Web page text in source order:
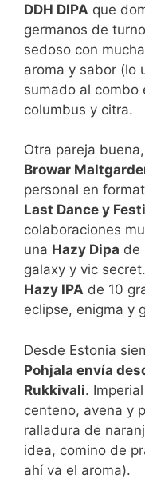
DDH DIPA que
germanos de
sedoso con
aroma y sabor (lo
sumado al combo
columbus y citra.
Otra pareja
Browar
personal en
Last Dance y
colaboraciones
una Hazy Dipa de
galaxy y vic
Hazy IPA de 10
eclipse, enigma y
Desde Estonia
Pohjala envía
Rukkivali.
centeno, avena y
ralladura de
idea, comino de
ahí va el aroma).